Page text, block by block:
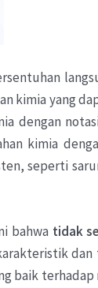
kimia yang
dengan notasi
kimia
seperti
bahwa tidak
baik